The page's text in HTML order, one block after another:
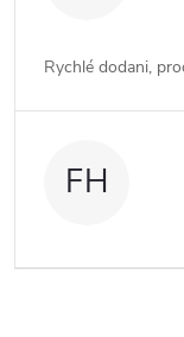
Rychlé dodani,
FH